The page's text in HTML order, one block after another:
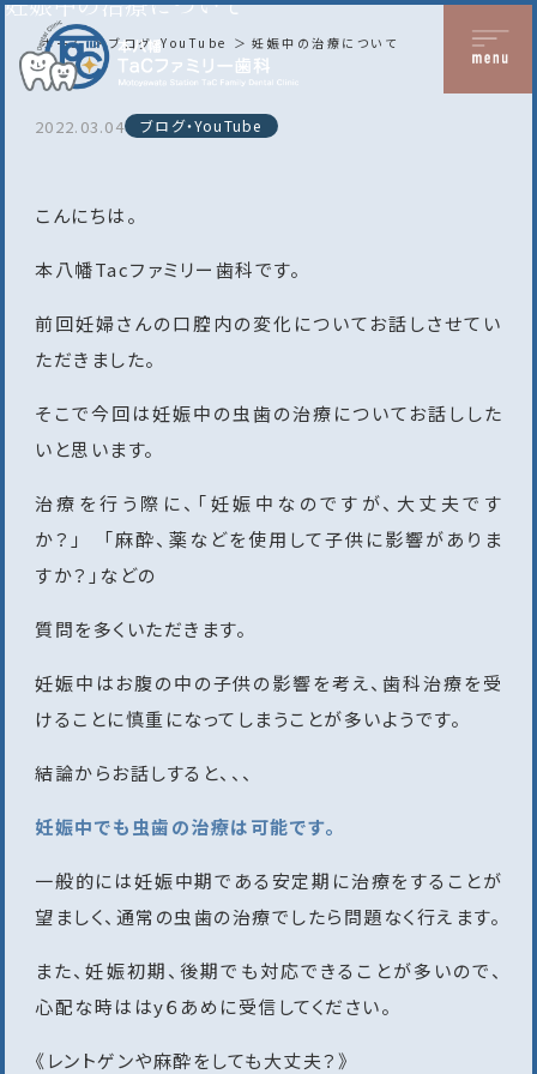
ホーム ブログ・YouTube 妊娠中の治療について
2022.03.04 ブログ・YouTube
こんにちは。
本八幡Tacファミリー歯科です。
前回妊婦さんの口腔内の変化についてお話しさせてい
ただきました。
そこで今回は妊娠中の虫歯の治療についてお話しした
いと思います。
治療を行う際に、「妊娠中なのですが、大丈夫です
か？」 「麻酔、薬などを使用して子供に影響がありま
すか？」などの
質問を多くいただきます。
妊娠中はお腹の中の子供の影響を考え、歯科治療を受
けることに慎重になってしまうことが多いようです。
結論からお話しすると、、、
妊娠中でも虫歯の治療は可能です。
一般的には妊娠中期である安定期に治療をすることが
望ましく、通常の虫歯の治療でしたら問題なく行えます。
また、妊娠初期、後期でも対応できることが多いので、
心配な時ははy６あめに受信してください。
《レントゲンや麻酔をしても大丈夫？》